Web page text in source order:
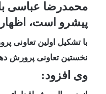
محمدرضا عباسی
پیشرو است،
با تشکیل اولین تعاونی
نخستین تعاونی پرورش
وی افزود: